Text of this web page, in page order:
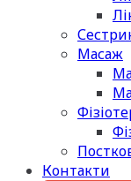
Масаж
Контакти